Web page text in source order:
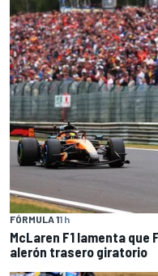
FÓRMULA 11 h
McLaren F1 lamenta
alerón trasero giratorio